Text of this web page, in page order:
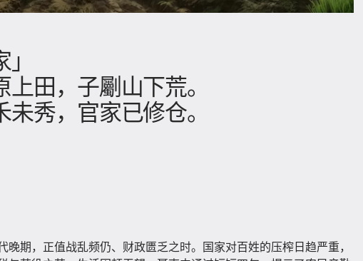
上田，子劚山下荒。
未秀，官家已修仓。
晚期，正值战乱频仍、财政匮乏之时。国家对百姓的压榨日趋严重，